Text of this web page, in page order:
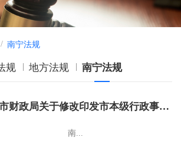
南宁法规
规 地方法规 南宁法规
南宁市财政局关于修改印发市本级行政事业单位国有资产使用和处置管理暂行办法的通知（南财资〔2024〕78号）
南...